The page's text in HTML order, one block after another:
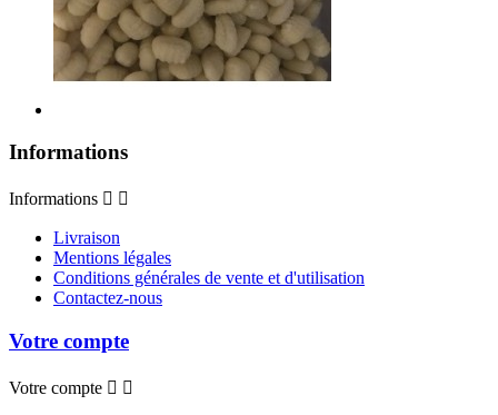
Informations
Informations  
Livraison
Mentions légales
Conditions générales de vente et d'utilisation
Contactez-nous
Votre compte
Votre compte  